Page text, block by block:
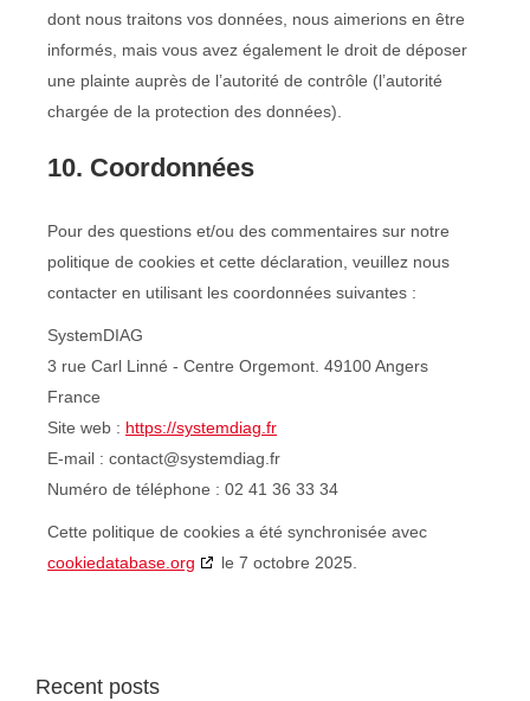
dont nous traitons vos données, nous aimerions en être
informés, mais vous avez également le droit de déposer
une plainte auprès de l’autorité de contrôle (l’autorité
chargée de la protection des données).
10. Coordonnées
Pour des questions et/ou des commentaires sur notre
politique de cookies et cette déclaration, veuillez nous
contacter en utilisant les coordonnées suivantes :
SystemDIAG
3 rue Carl Linné - Centre Orgemont. 49100 Angers
France
Site web : https://systemdiag.fr
E-mail : contact@systemdiag.fr
Numéro de téléphone : 02 41 36 33 34
Cette politique de cookies a été synchronisée avec
cookiedatabase.org
le 7 octobre 2025.
Recent posts